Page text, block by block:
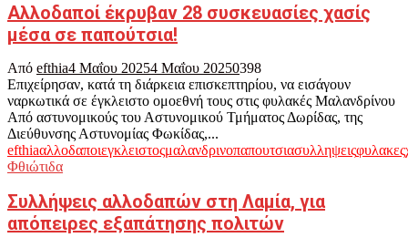
Aλλοδαποί έκρυβαν 28 συσκευασίες χασίς
μέσα σε παπούτσια!
Από efthia4 Μαΐου 20254 Μαΐου 20250398
Επιχείρησαν, κατά τη διάρκεια επισκεπτηρίου, να εισάγουν
ναρκωτικά σε έγκλειστο ομοεθνή τους στις φυλακές Μαλανδρίνου
Από αστυνομικούς του Αστυνομικού Τμήματος Δωρίδας, της
Διεύθυνσης Αστυνομίας Φωκίδας,...
efthiaαλλοδαποιεγκλειστοςμαλανδρινοπαπουτσιασυλληψειςφυλακες
Φθιώτιδα
Συλλήψεις αλλοδαπών στη Λαμία, για
απόπειρες εξαπάτησης πολιτών